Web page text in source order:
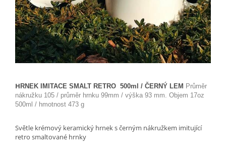
HRNEK IMITACE SMALT RETRO 500ml / ČERNÝ LEM Průměr
nákružku 105 / průměr hrnku 99mm / výška 93 mm. Objem 17oz
500ml / hmotnost 473 g
Světle krémový keramický hrnek s černým nákružkem imitující
retro smaltované hrnky